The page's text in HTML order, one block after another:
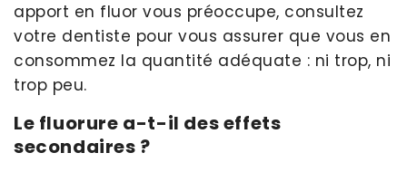
apport en fluor vous préoccupe, consultez
votre dentiste pour vous assurer que vous en
consommez la quantité adéquate : ni trop, ni
trop peu.
Le fluorure a-t-il des effets
secondaires ?